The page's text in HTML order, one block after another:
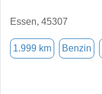
Essen, 45307
1.999 km Benzin